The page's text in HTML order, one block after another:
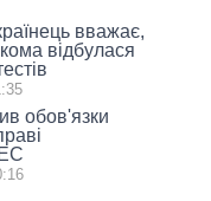
вважає,
відбулася
обов'язки